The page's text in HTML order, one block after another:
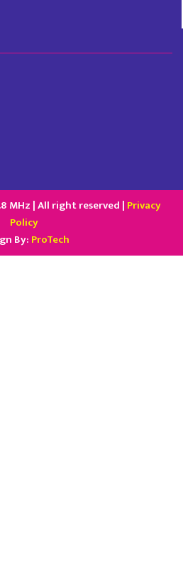
MHz | All right reserved | Privacy
Policy
By:ProTech